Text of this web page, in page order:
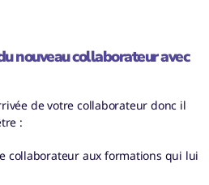
nouveau collaborateur avec
de votre collaborateur donc il
:
collaborateur aux formations qui lui